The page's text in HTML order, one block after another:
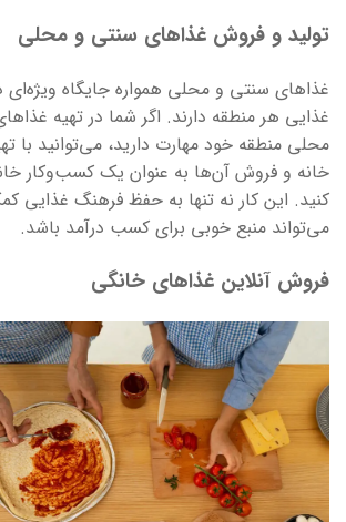
تولید و فروش غذاهای سنتی و محلی
غذاهای سنتی و محلی همواره جایگاه
غذایی هر منطقه دارند. اگر شما در تهیه
محلی منطقه خود مهارت دارید، می‌توانید با
خانه و فروش آن‌ها به عنوان یک کسب‌وکار
کنید. این کار نه تنها به حفظ فرهنگ غذایی
می‌تواند منبع خوبی برای کسب درآمد باشد.
فروش آنلاین غذاهای خانگی